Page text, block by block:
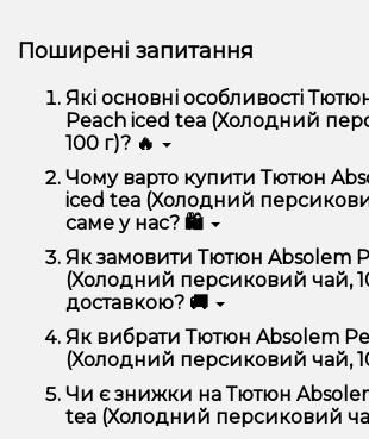
Поширені запитання
Які основні особливості
Peach iced tea (Холодний
100 г)? 🔥
Тютюн Absolem Peach iced tea
персиковий чай, 100 г)
якістю, зручністю використання та
Чому варто купити Тютюн
iced tea (Холодний
саме у нас? 🛍️
Ми пропонуємо тільки оригінальну
широкий асортимент, вигідні ціни
доставку. Крім того, у нас регулярні
для клієнтів!
Як замовити Тютюн Absolem
(Холодний персиковий чай,
доставкою? 🚚
Оформити замовлення можна в
Додайте Тютюн Absolem
(Холодний персиковий чай,
Перейдіть до оформлення
Як вибрати Тютюн Absolem
(Холодний персиковий чай,
Вибір залежить від ваших
якщо це кальян, враховуйте розмір,
чаші, якщо вейп – потужність та
Чи є знижки на Тютюн
tea (Холодний персиковий